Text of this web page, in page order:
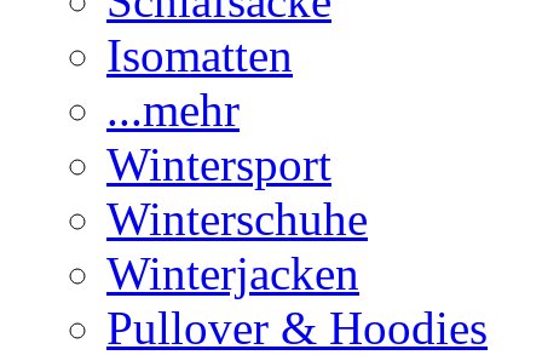
Isomatten
...mehr
Wintersport
Winterschuhe
Winterjacken
Pullover & Hoodies